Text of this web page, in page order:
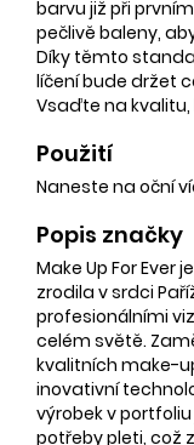
barvu již při
pečlivě baleny,
Díky těmto
líčení bude držet
Vsaďte na
Použití
Naneste na oční
Popis značky
Make Up For Ever
zrodila v srdci
profesionálními
celém světě.
kvalitních make-
inovativní
výrobek v
potřeby pleti, což